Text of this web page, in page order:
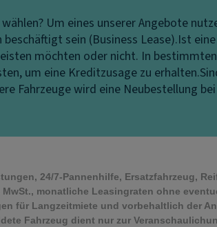
Um eines unserer Angebote
sein (Business Lease).Ist
möchten oder nicht. In
um eine Kreditzusage zu erhalten.
Fahrzeuge wird eine Neubestellung
24/7-Pannenhilfe, Ersatzfahrzeug,
monatliche Leasingraten ohne
für Langzeitmiete und vorbehaltlich der
Fahrzeug dient nur zur